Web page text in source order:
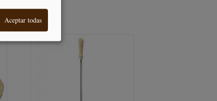
Aceptar todas